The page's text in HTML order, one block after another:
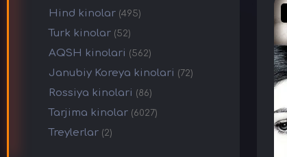
Hind kinolar (495)
Turk kinolar (52)
AQSH kinolari (562)
Janubiy Koreya kinolari (72)
Rossiya kinolari (86)
Tarjima kinolar (6027)
Treylerlar (2)